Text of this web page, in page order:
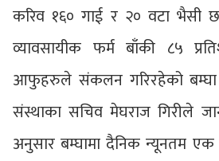
करिव १६० गाई र २० वटा भैसी
व्यावसायीक फर्म बाँकी ८५
आफुहरुले संकलन गरिरहेको बम्घा
संस्थाका सचिव मेघराज गिरीले
अनुसार बम्घामा दैनिक न्यूनतम